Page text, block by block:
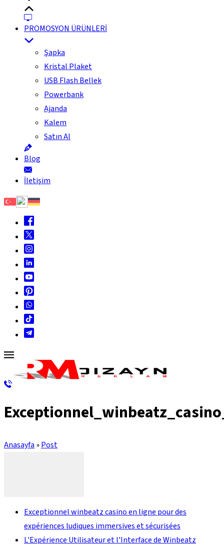
PROMOSYON ÜRÜNLERİ
Şapka
Kristal Plaket
USB Flash Bellek
Powerbank
Ajanda
Kalem
Satın Al
Blog
İletişim
Anasayfa »Post
Exceptionnel winbeatz casino en ligne pour des
expériences ludiques immersives et sécurisées
L'Expérience Utilisateur et l'Interface de Winbeatz